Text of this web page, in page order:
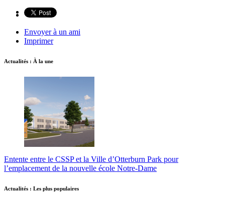
Envoyer à un ami
Imprimer
Actualités : À la une
Entente entre le CSSP et la Ville d’Otterburn Park pour
l’emplacement de la nouvelle école Notre-Dame
Actualités : Les plus populaires